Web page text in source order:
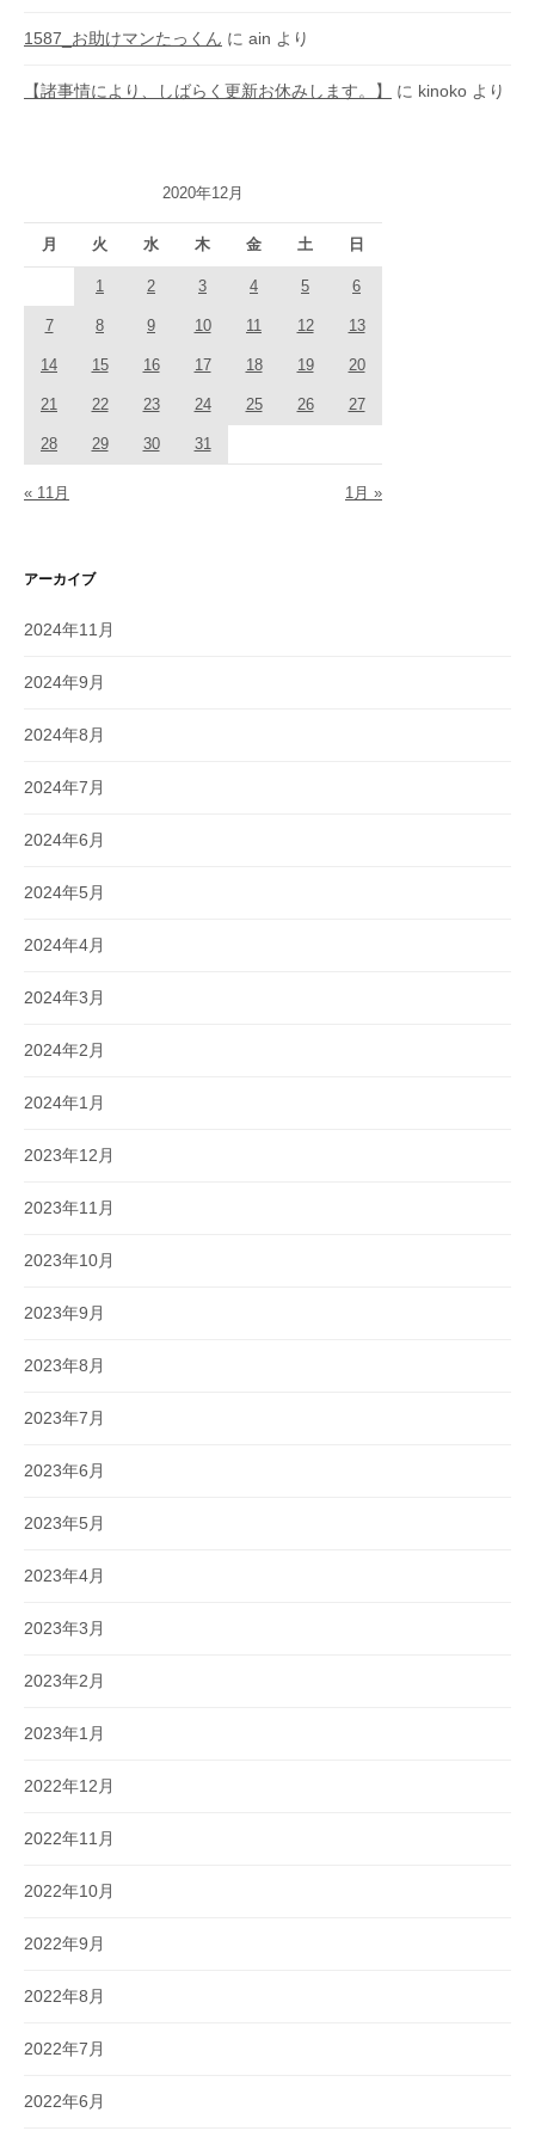
1587_お助けマンたっくん に ain より
【諸事情により、しばらく更新お休みします。】 に kinoko より
2020年12月
月 火 水 木 金 土 日
« 11月 1月 »
1 2 3 4 5 6
7 8 9 10 11 12 13
14 15 16 17 18 19 20
21 22 23 24 25 26 27
28 29 30 31
アーカイブ
2024年11月
2024年9月
2024年8月
2024年7月
2024年6月
2024年5月
2024年4月
2024年3月
2024年2月
2024年1月
2023年12月
2023年11月
2023年10月
2023年9月
2023年8月
2023年7月
2023年6月
2023年5月
2023年4月
2023年3月
2023年2月
2023年1月
2022年12月
2022年11月
2022年10月
2022年9月
2022年8月
2022年7月
2022年6月